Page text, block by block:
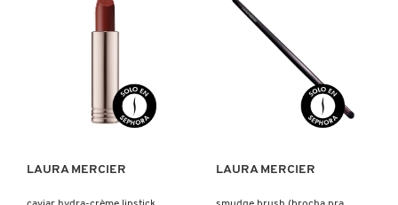
Ver más
LAURA MERCIER
Ver más
LAURA MERCIER